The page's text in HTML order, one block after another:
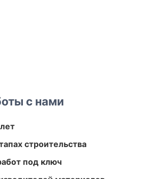
с нами
строительства
под ключ